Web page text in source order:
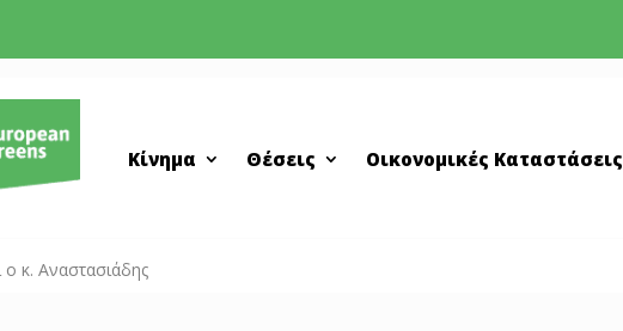
Κίνημα Θέσεις Οικονομικές Καταστάσεις
ο κ. Αναστασιάδης